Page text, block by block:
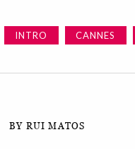
INTRO CANNES
BY RUI MATOS